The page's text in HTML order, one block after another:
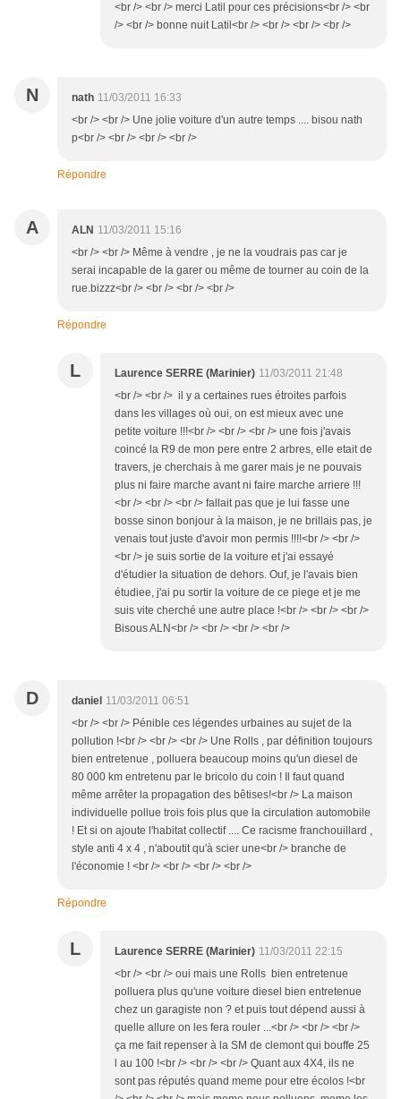
<br /> <br /> merci Latil pour ces précisions<br /> <br
/> <br /> bonne nuit Latil<br /> <br /> <br /> <br />
N nath 11/03/2011 16:33
<br /> <br /> Une jolie voiture d'un autre temps .... bisou nath
p<br /> <br /> <br /> <br />
Répondre
A ALN 11/03/2011 15:16
<br /> <br /> Même à vendre , je ne la voudrais pas car je
serai incapable de la garer ou même de tourner au coin de la
rue.bizzz<br /> <br /> <br /> <br />
Répondre
L Laurence SERRE (Marinier) 11/03/2011 21:48
<br /> <br /> il y a certaines rues étroites parfois
dans les villages où oui, on est mieux avec une
petite voiture !!!<br /> <br /> <br /> une fois j'avais
coincé la R9 de mon pere entre 2 arbres, elle etait de
travers, je cherchais à me garer mais je ne pouvais
plus ni faire marche avant ni faire marche arriere !!!
<br /> <br /> <br /> fallait pas que je lui fasse une
bosse sinon bonjour à la maison, je ne brillais pas, je
venais tout juste d'avoir mon permis !!!!<br /> <br />
<br /> je suis sortie de la voiture et j'ai essayé
d'étudier la situation de dehors. Ouf, je l'avais bien
étudiee, j'ai pu sortir la voiture de ce piege et je me
suis vite cherché une autre place !<br /> <br /> <br />
Bisous ALN<br /> <br /> <br /> <br />
D daniel 11/03/2011 06:51
<br /> <br /> Pénible ces légendes urbaines au sujet de la
pollution !<br /> <br /> <br /> Une Rolls , par définition toujours
bien entretenue , polluera beaucoup moins qu'un diesel de
80 000 km entretenu par le bricolo du coin ! Il faut quand
même arrêter la propagation des bêtises!<br /> La maison
individuelle pollue trois fois plus que la circulation automobile
! Et si on ajoute l'habitat collectif .... Ce racisme franchouillard ,
style anti 4 x 4 , n'aboutit qu'à scier une<br /> branche de
l'économie ! <br /> <br /> <br /> <br />
Répondre
L Laurence SERRE (Marinier) 11/03/2011 22:15
<br /> <br /> oui mais une Rolls bien entretenue
polluera plus qu'une voiture diesel bien entretenue
chez un garagiste non ? et puis tout dépend aussi à
quelle allure on les fera rouler ...<br /> <br /> <br />
ça me fait repenser à la SM de clemont qui bouffe 25
l au 100 !<br /> <br /> <br /> Quant aux 4X4, ils ne
sont pas réputés quand meme pour etre écolos !<br